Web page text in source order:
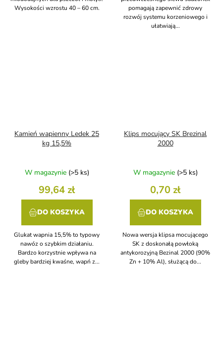
Wysokości wzrostu 40 – 60 cm.
pomagają zapewnić zdrowy
rozwój systemu korzeniowego i
ułatwiają...
Kamień wapienny Ledek 25
kg 15,5%
W magazynie (>5 ks)
99,64 zł
DO KOSZYKA
Glukat wapnia 15,5% to typowy
nawóz o szybkim działaniu.
Bardzo korzystnie wpływa na
gleby bardziej kwaśne, wapń z...
Klips mocujący SK Brezinal
2000
W magazynie (>5 ks)
0,70 zł
DO KOSZYKA
Nowa wersja klipsa mocującego
SK z doskonałą powłoką
antykorozyjną Bezinal 2000 (90%
Zn + 10% Al), służącą do...